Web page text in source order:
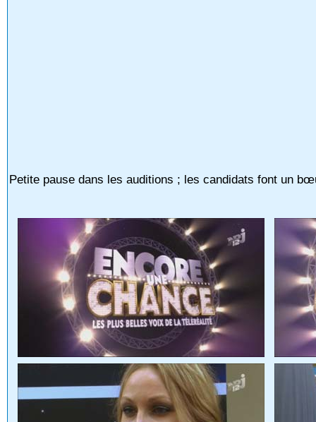
Petite pause dans les auditions ; les candidats font un